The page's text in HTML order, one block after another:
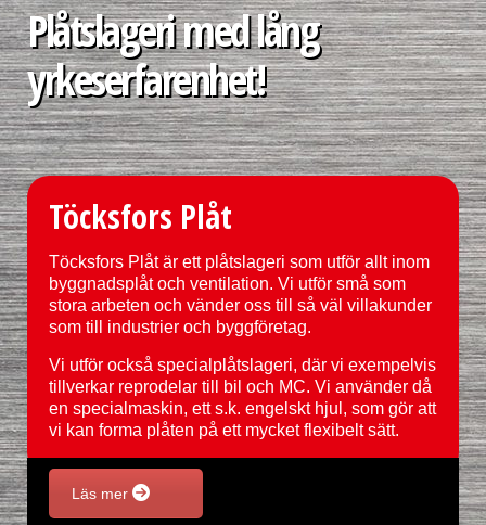
Plåtslageri med lång
yrkeserfarenhet!
Töcksfors Plåt
Töcksfors Plåt är ett plåtslageri som utför allt inom
byggnadsplåt och ventilation. Vi utför små som
stora arbeten och vänder oss till så väl villakunder
som till industrier och byggföretag.
Vi utför också specialplåtslageri, där vi exempelvis
tillverkar reprodelar till bil och MC. Vi använder då
en specialmaskin, ett s.k. engelskt hjul, som gör att
vi kan forma plåten på ett mycket flexibelt sätt.
Läs mer